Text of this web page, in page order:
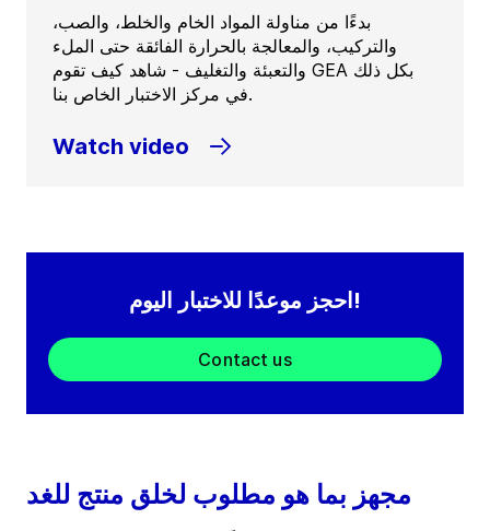
بدءًا من مناولة المواد الخام والخلط، والصب،
والتركيب، والمعالجة بالحرارة الفائقة حتى الملء
والتعبئة والتغليف - شاهد كيف تقوم GEA بكل ذلك
في مركز الاختبار الخاص بنا.
Watch video
احجز موعدًا للاختبار اليوم!
Contact us
مجهز بما هو مطلوب لخلق منتج للغد